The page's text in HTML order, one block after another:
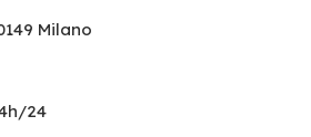
Milano
24